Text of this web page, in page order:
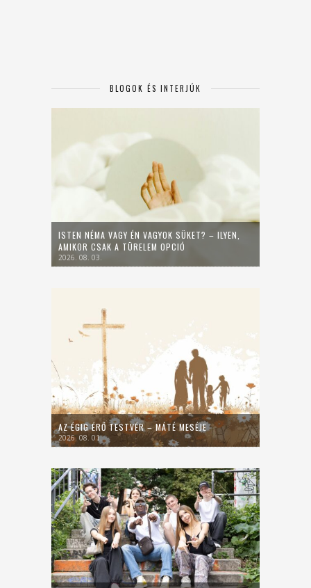
BLOGOK ÉS INTERJÚK
ISTEN NÉMA VAGY ÉN VAGYOK SÜKET? – ILYEN,
AMIKOR CSAK A TÜRELEM OPCIÓ
2026. 08. 03.
AZ ÉGIG ÉRŐ TESTVÉR – MÁTÉ MESÉJE
2026. 08. 01.